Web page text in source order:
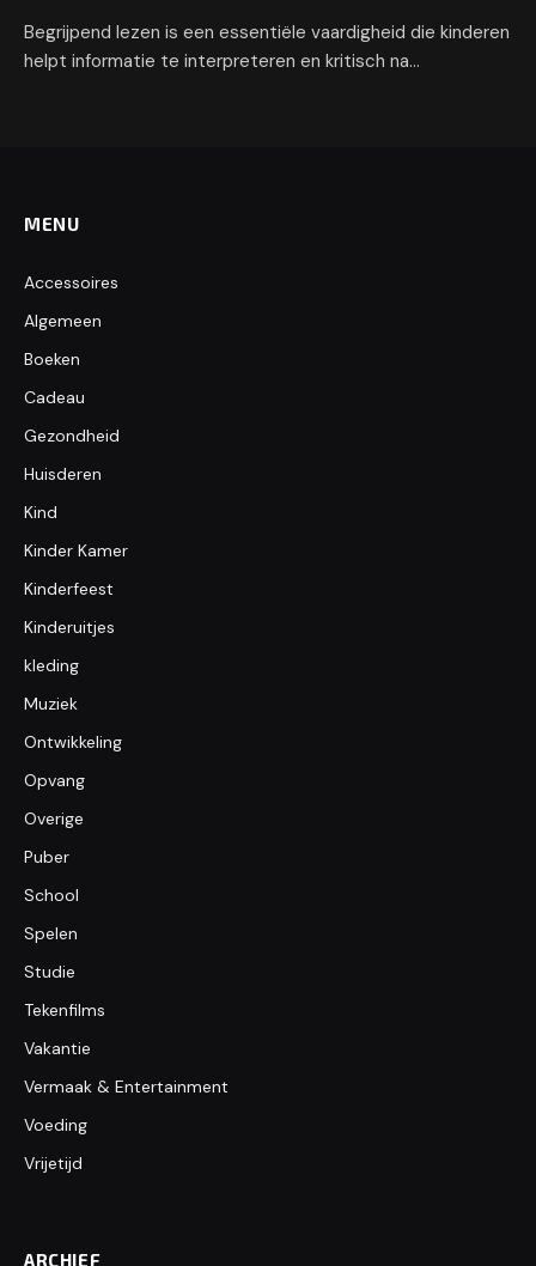
Begrijpend lezen is een essentiële vaardigheid die kinderen
helpt informatie te interpreteren en kritisch na…
MENU
Accessoires
Algemeen
Boeken
Cadeau
Gezondheid
Huisderen
Kind
Kinder Kamer
Kinderfeest
Kinderuitjes
kleding
Muziek
Ontwikkeling
Opvang
Overige
Puber
School
Spelen
Studie
Tekenfilms
Vakantie
Vermaak & Entertainment
Voeding
Vrijetijd
ARCHIEF